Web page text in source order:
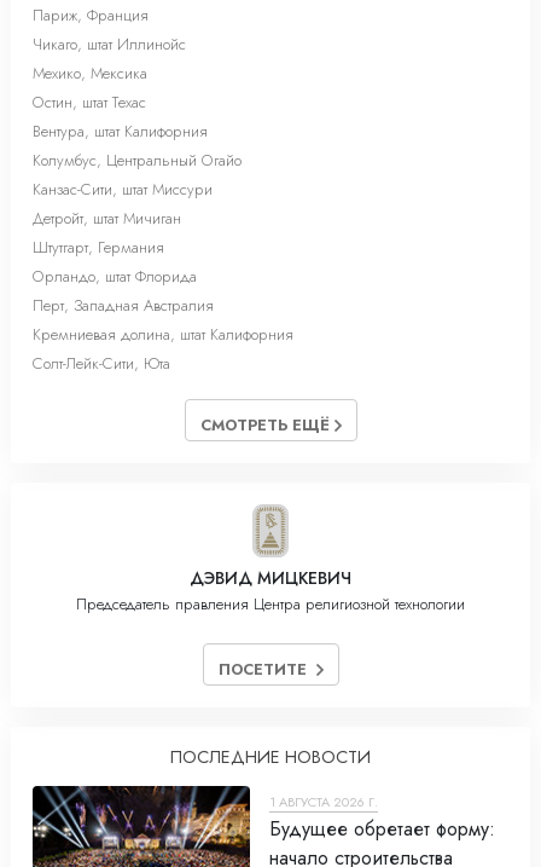
Париж, Франция
Чикаго, штат Иллинойс
Мехико, Мексика
Остин, штат Техас
Вентура, штат Калифорния
Колумбус, Центральный Огайо
Канзас-Сити, штат Миссури
Детройт, штат Мичиган
Штутгарт, Германия
Орландо, штат Флорида
Перт, Западная Австралия
Кремниевая долина, штат Калифорния
Солт-Лейк-Cити, Юта
СМОТРЕТЬ ЕЩЁ
ДЭВИД МИЦКЕВИЧ
Председатель правления Центра религиозной технологии
ПОСЕТИТЕ
ПОСЛЕДНИЕ НОВОСТИ
1 АВГУСТА 2026 Г.
Будущее обретает форму:
начало строительства